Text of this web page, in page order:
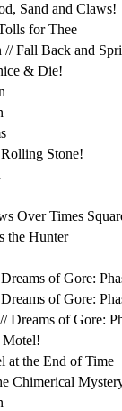
Sand and Claws!
for Thee
// Fall Back and
& Die!
Stone!
Over Times
the Hunter
of Gore:
of Gore:
Dreams of Gore:
Motel!
at the End of Time
Chimerical